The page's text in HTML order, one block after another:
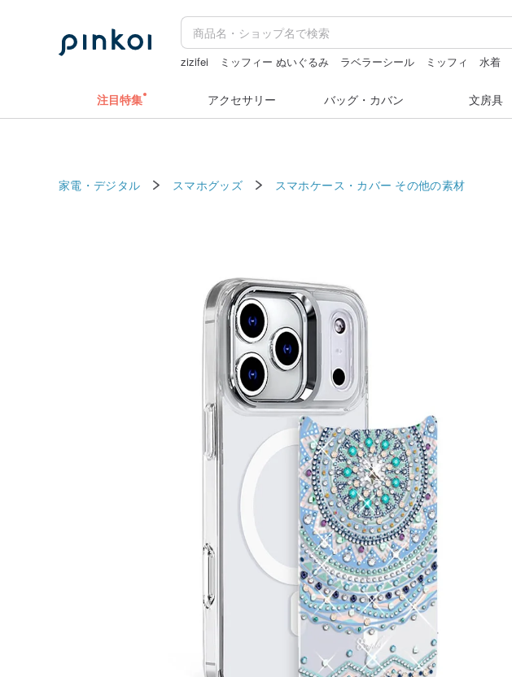
zizifei ミッフィー ぬいぐるみ ラベラーシール ミッフィ 水着
注目特集 アクセサリー バッグ・カバン 文房具
家電・デジタル スマホグッズ スマホケース・カバー その他の素材